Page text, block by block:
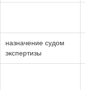
назначение судом
экспертизы